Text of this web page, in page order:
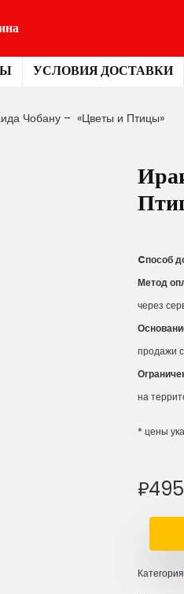
УСЛОВИЯ ДОСТАВКИ
Чобану – «Цветы и Птицы»
Cпособ
Метод
через
продажи
на
* цены
₽